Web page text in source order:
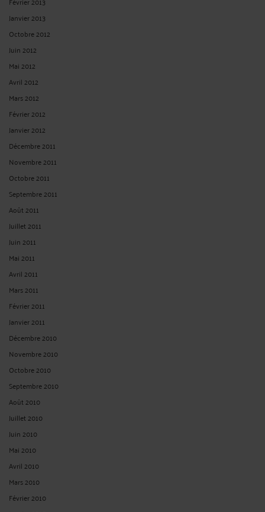
Janvier 2013
Octobre 2012
Juin 2012
Mai 2012
Avril 2012
Mars 2012
Février 2012
Janvier 2012
Décembre 2011
Novembre 2011
Octobre 2011
Septembre 2011
Août 2011
Juillet 2011
Juin 2011
Mai 2011
Avril 2011
Mars 2011
Février 2011
Janvier 2011
Décembre 2010
Novembre 2010
Octobre 2010
Septembre 2010
Août 2010
Juillet 2010
Juin 2010
Mai 2010
Avril 2010
Mars 2010
Février 2010